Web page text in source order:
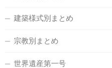
建築様式別まとめ
宗教別まとめ
世界遺産第一号